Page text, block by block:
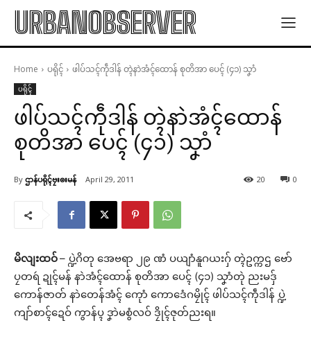
URBANOBSERVER
Home ပရိုၚ် ဖါပ်သၚ်ကဵုဒါန် တ္ၚဲနာဲအံၚ်ထောန် စုတိအာ ပေၚ် (၄၁) သၞာံ
ပရိုၚ်
ဖါပ်သၚ်ကဵုဒါန် တ္ၚဲနာဲအံၚ်ထောန်
စုတိအာ ပေၚ် (၄၁) သၞာံ
By ဌာန်ပရိုၚ်ဗၠးၜးမန် April 29, 2011 0
20
မိလျးထဝ်– ပ္ဍဲဂိတု အေဗရာ ၂၉ ဏံ ပယျာံနူဂယးဂှ် တ္ၚဲဥက္ကဌ ဗော်
ပၠတရဴ ဍုၚ်မန် နာဲအံၚ်ထောန် စုတိအာ ပေၚ် (၄၁) သၞာံတုဲ ညးမဒှ်
ကောန်ဇာတ် နာဲတေန်အံၚ် ကေုာံ ကောဒေံဂမၠိုၚ် ဖါပ်သၚ်ကဵုဒါန် ပ္ဍဲ
ကျာ်စာၚ်ဍေဝ် ကွာန်ပ္ၚ ဒၞာဲမစွံလဝ် ဒၠိုၚ်ဇုတ်ညးရ။